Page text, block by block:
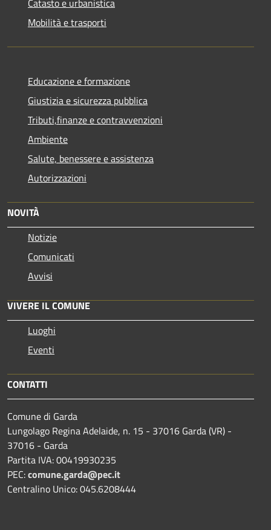
Catasto e urbanistica
Mobilità e trasporti
Educazione e formazione
Giustizia e sicurezza pubblica
Tributi,finanze e contravvenzioni
Ambiente
Salute, benessere e assistenza
Autorizzazioni
NOVITÀ
Notizie
Comunicati
Avvisi
VIVERE IL COMUNE
Luoghi
Eventi
CONTATTI
Comune di Garda
Lungolago Regina Adelaide, n. 15 - 37016 Garda (VR) -
37016 - Garda
Partita IVA: 00419930235
PEC:comune.garda@pec.it
Centralino Unico: 045.6208444